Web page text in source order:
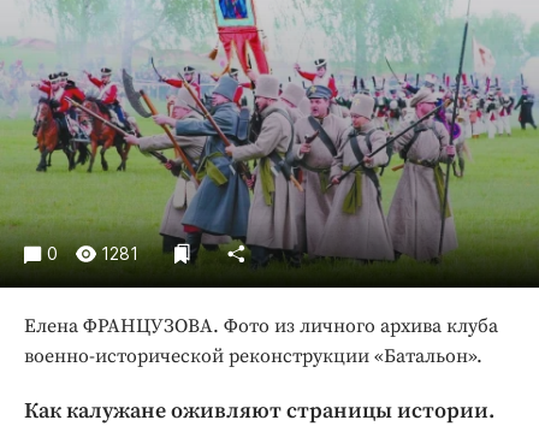
Культура
Недвижимость и ЖКХ
Образование
Общество
Погода
Праздники
Происшествия
Спорт
ПРОЕКТЫ
Блоги
0 1281
Елена ФРАНЦУЗОВА. Фото из личного архива клуба
военно-исторической реконструкции «Батальон».
Как калужане оживляют страницы истории.